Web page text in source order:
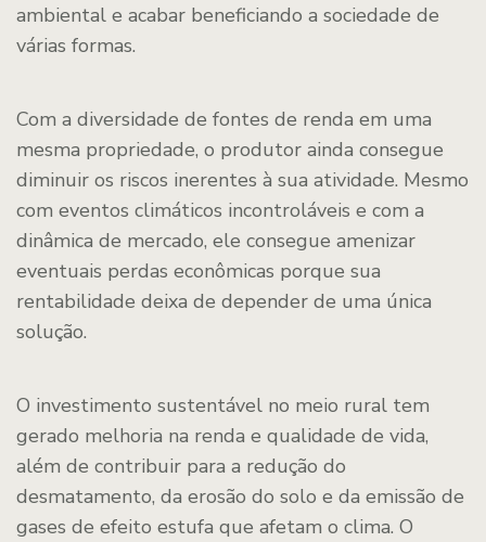
ambiental e acabar beneficiando a sociedade de
várias formas.
Com a diversidade de fontes de renda em uma
mesma propriedade, o produtor ainda consegue
diminuir os riscos inerentes à sua atividade. Mesmo
com eventos climáticos incontroláveis e com a
dinâmica de mercado, ele consegue amenizar
eventuais perdas econômicas porque sua
rentabilidade deixa de depender de uma única
solução.
O investimento sustentável no meio rural tem
gerado melhoria na renda e qualidade de vida,
além de contribuir para a redução do
desmatamento, da erosão do solo e da emissão de
gases de efeito estufa que afetam o clima. O